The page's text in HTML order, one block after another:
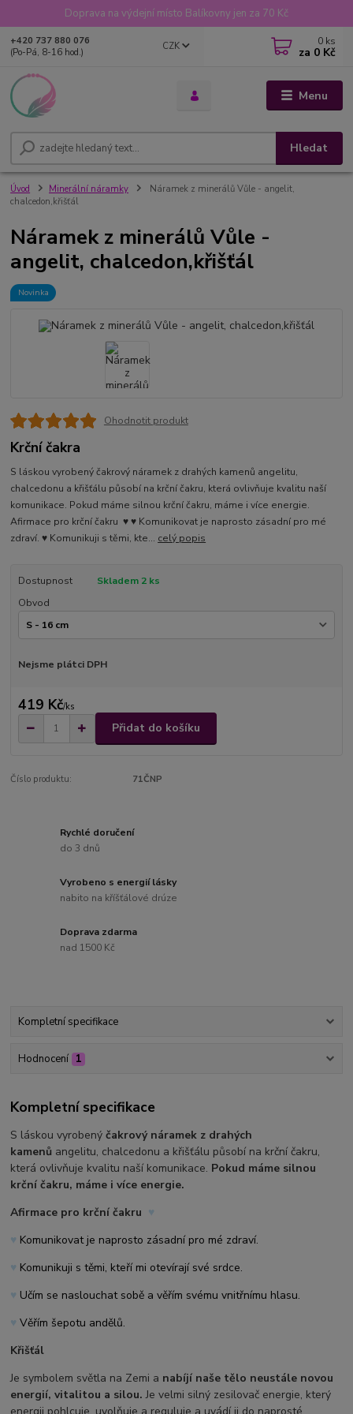
Doprava na výdejní místo Balíkovny jen za 70 Kč
Menu
CZK
Hledat
+420 737 880 076
(Po-Pá, 8-16 hod.)
0 ks
za 0 Kč
Úvod Minerální náramky
Náramek z minerálů Vůle - angelit,
chalcedon,křišťál
Náramek z minerálů Vůle -
angelit, chalcedon,křišťál
Novinka
Ohodnotit produkt
Krční čakra
S láskou vyrobený čakrový náramek z drahých kamenů angelitu,
chalcedonu a křišťálu působí na krční čakru, která ovlivňuje kvalitu naší
komunikace. Pokud máme silnou krční čakru, máme i více energie.
Afirmace pro krční čakru ♥ ♥ Komunikovat je naprosto zásadní pro mé
zdraví. ♥ Komunikuji s těmi, kte... celý popis
Dostupnost
Skladem 2 ks
Obvod
Nejsme plátci DPH
419 Kč/ks
Přidat do košíku
Číslo produktu: 71ČNP
Rychlé doručení
do 3 dnů
Vyrobeno s energií lásky
nabito na kříšťálové drúze
Doprava zdarma
nad 1500 Kč
Kompletní specifikace
Hodnocení 1
Kompletní specifikace
S láskou vyrobenýčakrový náramek z drahých
kamenů angelitu, chalcedonu a křišťálu působí na krční čakru,
která ovlivňuje kvalitu naší komunikace. Pokud máme silnou
krční čakru, máme i více energie.
Afirmace pro krční čakru ♥
♥ Komunikovat je naprosto zásadní pro mé zdraví.
♥ Komunikuji s těmi, kteří mi otevírají své srdce.
♥ Učím se naslouchat sobě a věřím svému vnitřnímu hlasu.
♥Věřím šepotu andělů.
Křišťál
Je symbolem světla na Zemi a nabíjí naše tělo neustále novou
energií, vitalitou a silou.Je velmi silný zesilovač energie, který